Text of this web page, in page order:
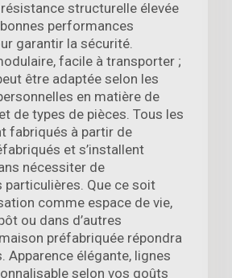
structurelle élevée
performances
garantir la sécurité.
facile à transporter ;
être adaptée selon les
en matière de
de types de pièces. Tous les
fabriqués à partir de
et s’installent
nécessiter de
particulières. Que ce soit
comme espace de vie,
ou dans d’autres
préfabriquée répondra
Apparence élégante, lignes
selon vos goûts